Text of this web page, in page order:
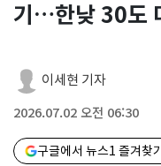
기…한낮 30도
이세현 기자
2026.07.02 오전 06:30
구글에서 뉴스1 즐겨찾